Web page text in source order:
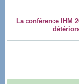
La conférence IHM